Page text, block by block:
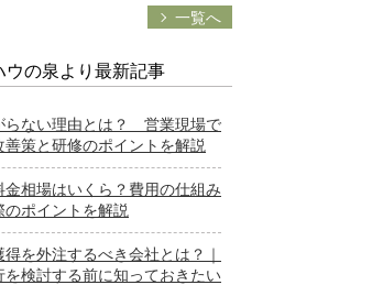
一覧へ
ウの泉より最新記事
らない理由とは？ 営業現場で
策と研修のポイントを解説
金相場はいくら？費用の仕組み
のポイントを解説
を外注するべき会社とは？｜
を検討する前に知っておきたい